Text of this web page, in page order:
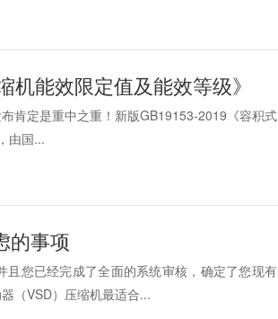
能效限定值及能效等级》
肯定是重中之重！新版GB19153-2019《容积式
由国...
的事项
您已经完成了全面的系统审核，确定了您现有
（VSD）压缩机最适合...